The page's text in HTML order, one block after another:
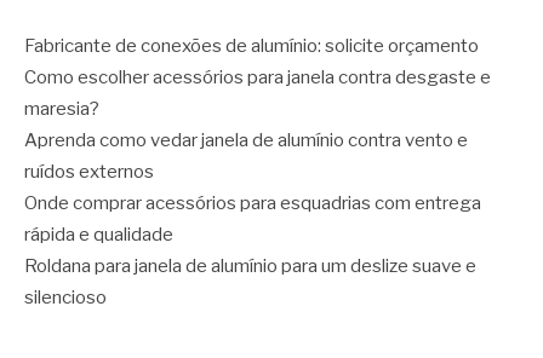
Fabricante de conexões de alumínio: solicite orçamento
Como escolher acessórios para janela contra desgaste e
maresia?
Aprenda como vedar janela de alumínio contra vento e
ruídos externos
Onde comprar acessórios para esquadrias com entrega
rápida e qualidade
Roldana para janela de alumínio para um deslize suave e
silencioso